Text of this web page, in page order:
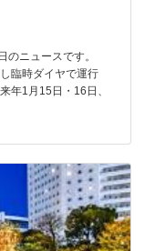
ニュースです。
臨時ダイヤで運行
年1月15日・16日、